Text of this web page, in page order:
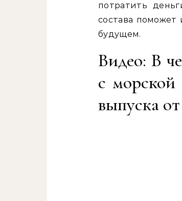
потратить
состава
будущем.
Видео: В
с
выпуска от